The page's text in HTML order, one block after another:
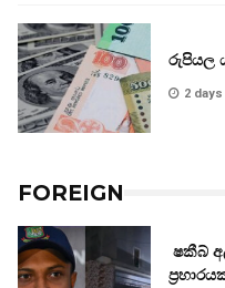
රුපියල
2
FOREIGN
ෂකීබ්